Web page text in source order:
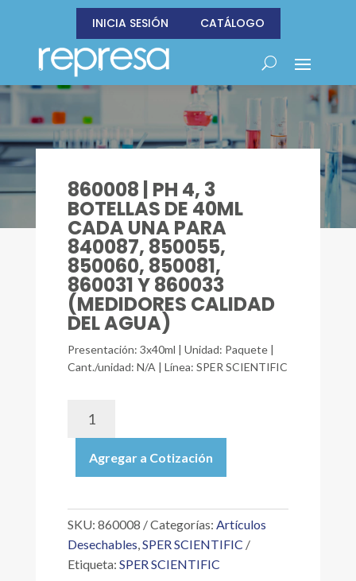
INICIA SESIÓN CATÁLOGO
860008 | PH 4, 3
BOTELLAS DE 40ML
CADA UNA PARA
840087, 850055,
850060, 850081,
860031 Y 860033
(MEDIDORES CALIDAD
DEL AGUA)
Presentación: 3x40ml | Unidad: Paquete |
Cant./unidad: N/A | Línea: SPER SCIENTIFIC
DE
CADA
UNA
Agregar a Cotización
SKU: 860008 Categorías: Artículos
Desechables,SPER SCIENTIFIC
Etiqueta: SPER SCIENTIFIC